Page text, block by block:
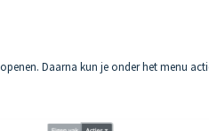
Daarna kun je onder het menu